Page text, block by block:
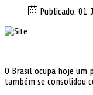
Publicado: 01
O Brasil ocupa hoje
também se consolidou